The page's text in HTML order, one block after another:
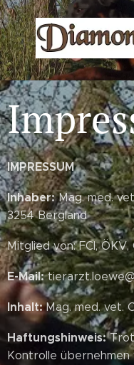
IMPRESSUM
Inhaber:Mag. med.
3254 Bergland
Mitglied von: FCI, ÖKV,
E-Mail:
Inhalt:Mag. med. vet.
Haftungshinweis:
Kontrolle